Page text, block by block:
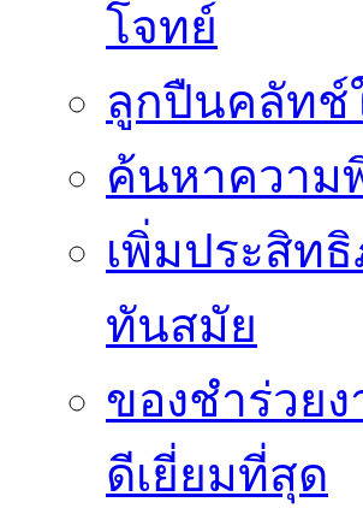
โจทย์
ลูกปืนคลัทช์
ค้นหาความ
เพิ่มประสิท
ทันสมัย
ของชำร่วย
ดีเยี่ยมที่สุด